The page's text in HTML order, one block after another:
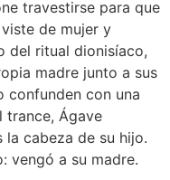
travestirse para que
de mujer y
del ritual dionisíaco,
madre junto a sus
confunden con una
trance, Ágave
la cabeza de su hijo.
vengó a su madre.